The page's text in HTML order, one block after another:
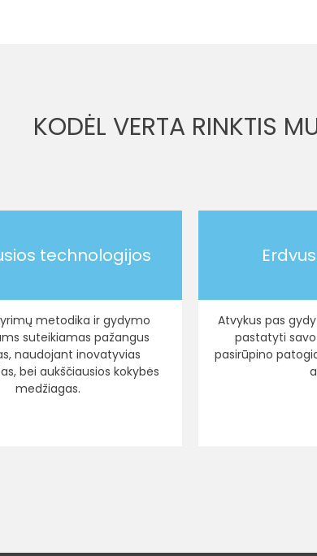
KODĖL VERTA RINKTIS
technologijos
metodika ir gydymo
suteikiamas pažangus
naudojant inovatyvias
bei aukščiausios kokybės
medžiagas.
Atvykus pas
pastatyti
pasirūpino